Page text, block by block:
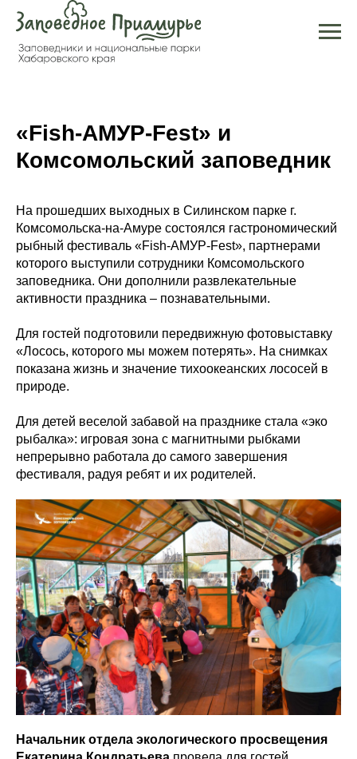
«Fish-АМУР-Fest» и
Комсомольский заповедник
На прошедших выходных в Силинском парке г.
Комсомольска-на-Амуре состоялся гастрономический
рыбный фестиваль «Fish-АМУР-Fest», партнерами
которого выступили сотрудники Комсомольского
заповедника. Они дополнили развлекательные
активности праздника – познавательными.
Для гостей подготовили передвижную фотовыставку
«Лосось, которого мы можем потерять». На снимках
показана жизнь и значение тихоокеанских лососей в
природе.
Для детей веселой забавой на празднике стала «эко
рыбалка»: игровая зона с магнитными рыбками
непрерывно работала до самого завершения
фестиваля, радуя ребят и их родителей.
Начальник отдела экологического просвещения